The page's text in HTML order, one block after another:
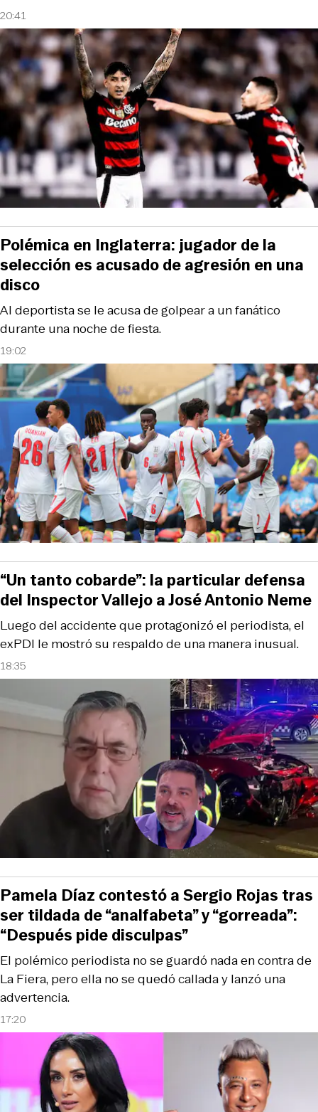
20:41
19:02
Al deportista se le acusa de golpear a un fanático
durante una noche de fiesta.
Polémica en Inglaterra: jugador de la
selección es acusado de agresión en una
disco
18:35
Luego del accidente que protagonizó el periodista, el
exPDI le mostró su respaldo de una manera inusual.
“Un tanto cobarde”: la particular defensa
del Inspector Vallejo a José Antonio Neme
17:20
El polémico periodista no se guardó nada en contra de
La Fiera, pero ella no se quedó callada y lanzó una
advertencia.
Pamela Díaz contestó a Sergio Rojas tras
ser tildada de “analfabeta” y “gorreada”:
“Después pide disculpas”